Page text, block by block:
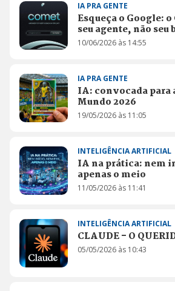
IA PRA GENTE
Esqueça o Google:
seu agente, não seu
10/06/2026 às 14:55
IA PRA GENTE
IA: convocada para
Mundo 2026
19/05/2026 às 11:05
INTELIGÊNCIA ARTIFICIAL
IA na prática: nem
apenas o meio
11/05/2026 às 11:41
INTELIGÊNCIA ARTIFICIAL
CLAUDE - O
05/05/2026 às 10:43